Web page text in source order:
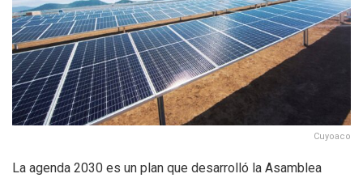
Cuyoaco
La agenda 2030 es un plan que desarrolló la Asamblea